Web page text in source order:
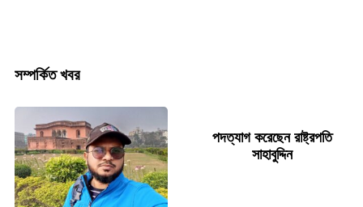
সম্পর্কিত খবর
পদত্যাগ করেছেন রাষ্ট্রপতি
সাহাবুদ্দিন